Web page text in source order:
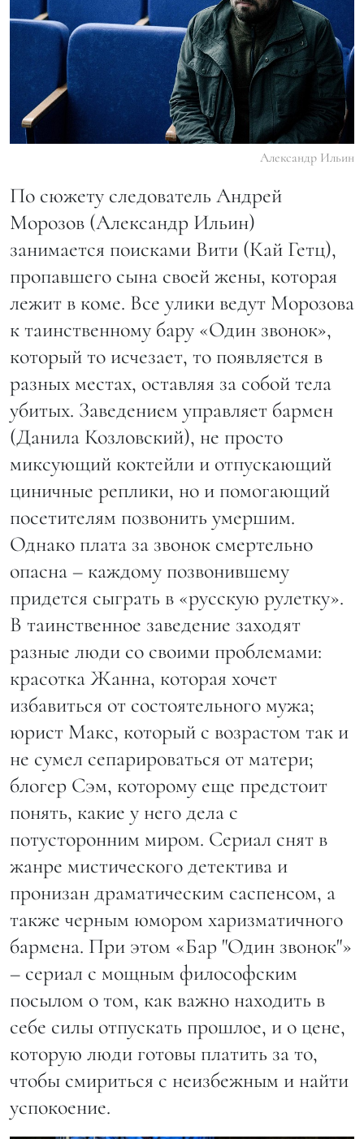
Александр Ильин
По сюжету следователь Андрей
Морозов (Александр Ильин)
занимается поисками Вити (Кай Гетц),
пропавшего сына своей жены, которая
лежит в коме. Все улики ведут Морозова
к таинственному бару «Один звонок»,
который то исчезает, то появляется в
разных местах, оставляя за собой тела
убитых. Заведением управляет бармен
(Данила Козловский), не просто
миксующий коктейли и отпускающий
циничные реплики, но и помогающий
посетителям позвонить умершим.
Однако плата за звонок смертельно
опасна – каждому позвонившему
придется сыграть в «русскую рулетку».
В таинственное заведение заходят
разные люди со своими проблемами:
красотка Жанна, которая хочет
избавиться от состоятельного мужа;
юрист Макс, который с возрастом так и
не сумел сепарироваться от матери;
блогер Сэм, которому еще предстоит
понять, какие у него дела с
потусторонним миром. Сериал снят в
жанре мистического детектива и
пронизан драматическим саспенсом, а
также черным юмором харизматичного
бармена. При этом «Бар "Один звонок"»
– сериал с мощным философским
посылом о том, как важно находить в
себе силы отпускать прошлое, и о цене,
которую люди готовы платить за то,
чтобы смириться с неизбежным и найти
успокоение.